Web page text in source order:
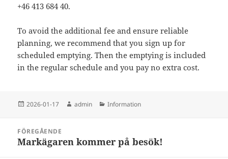
+46 413 684 40.
To avoid the additional fee and ensure reliable
planning, we recommend that you sign up for
scheduled emptying. Then the emptying is included
in the regular schedule and you pay no extra cost.
Postat
2026-01-17 Författare
admin Kategorier
Information
FÖREGÅENDE
Föregående
Markägaren kommer på besök!